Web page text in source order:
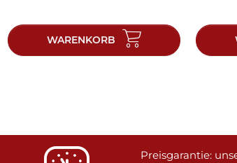
WARENKORB
Preisgarantie: